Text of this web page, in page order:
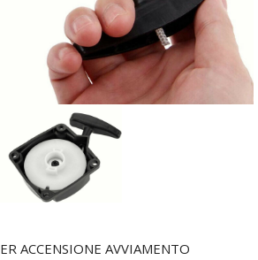
ACCENSIONE AVVIAMENTO